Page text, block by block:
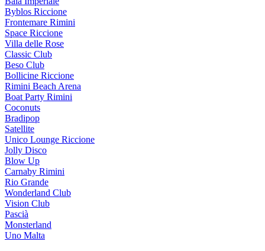
Byblos Riccione
Frontemare Rimini
Space Riccione
Villa delle Rose
Classic Club
Beso Club
Bollicine Riccione
Rimini Beach Arena
Boat Party Rimini
Coconuts
Bradipop
Satellite
Unico Lounge Riccione
Jolly Disco
Blow Up
Carnaby Rimini
Rio Grande
Wonderland Club
Vision Club
Pascià
Monsterland
Uno Malta